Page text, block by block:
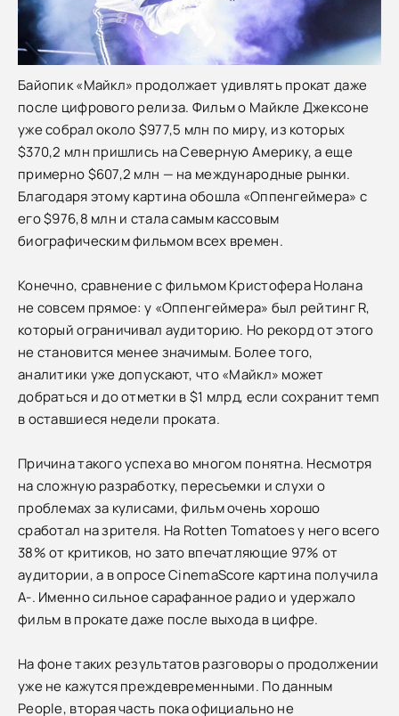
Байопик «Майкл» продолжает удивлять прокат даже
после цифрового релиза. Фильм о Майкле Джексоне
уже собрал около $977,5 млн по миру, из которых
$370,2 млн пришлись на Северную Америку, а еще
примерно $607,2 млн — на международные рынки.
Благодаря этому картина обошла «Оппенгеймера» с
его $976,8 млн и стала самым кассовым
биографическим фильмом всех времен.
Конечно, сравнение с фильмом Кристофера Нолана
не совсем прямое: у «Оппенгеймера» был рейтинг R,
который ограничивал аудиторию. Но рекорд от этого
не становится менее значимым. Более того,
аналитики уже допускают, что «Майкл» может
добраться и до отметки в $1 млрд, если сохранит темп
в оставшиеся недели проката.
Причина такого успеха во многом понятна. Несмотря
на сложную разработку, пересъемки и слухи о
проблемах за кулисами, фильм очень хорошо
сработал на зрителя. На Rotten Tomatoes у него всего
38% от критиков, но зато впечатляющие 97% от
аудитории, а в опросе CinemaScore картина получила
A-. Именно сильное сарафанное радио и удержало
фильм в прокате даже после выхода в цифре.
На фоне таких результатов разговоры о продолжении
уже не кажутся преждевременными. По данным
People, вторая часть пока официально не